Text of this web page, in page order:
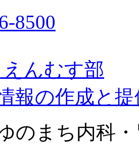
8500
報の作成と
のまち内科